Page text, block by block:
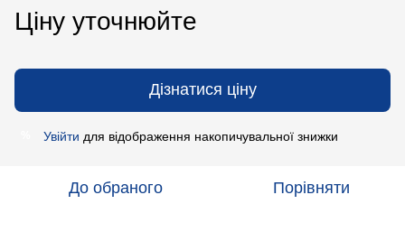
Ціну уточнюйте
Дізнатися ціну
Увійти для відображення накопичувальної знижки
До обраного Порівняти